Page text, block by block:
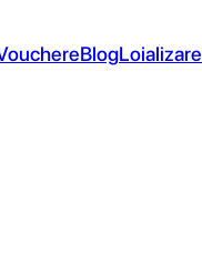
BlogLoializare